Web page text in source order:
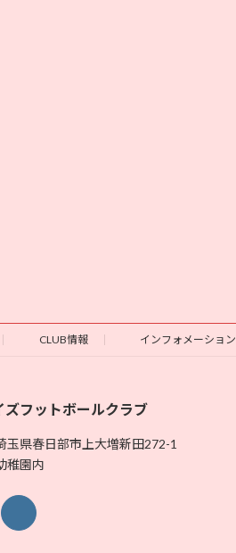
CLUB情報 インフォメーション
ズフットボールクラブ
玉県春日部市上大増新田272-1
稚園内